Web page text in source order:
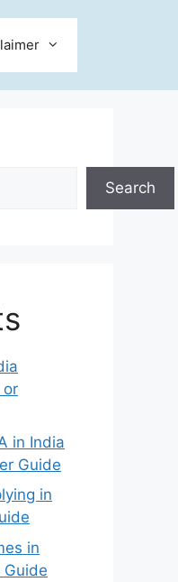
Search
or
in India
Guide
in
in